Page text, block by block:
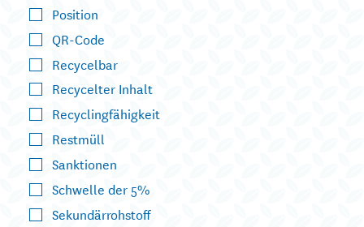
Position
QR-Code
Recycelbar
Recycelter Inhalt
Recyclingfähigkeit
Restmüll
Sanktionen
Schwelle der 5%
Sekundärrohstoff